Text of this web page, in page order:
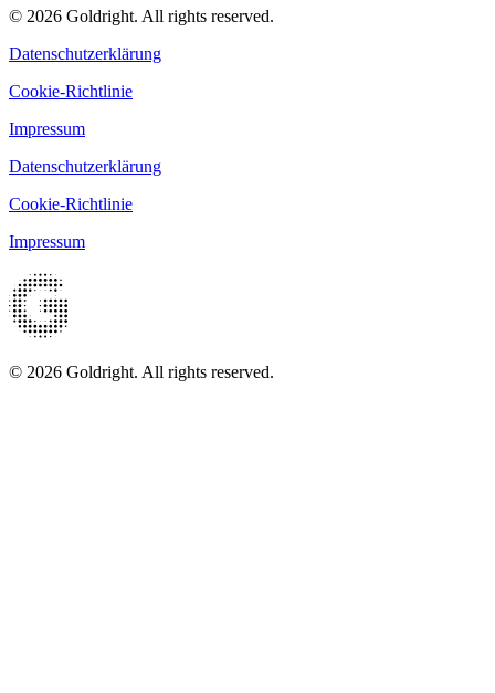
© 2026 Goldright. All rights reserved.
Datenschutzerklärung
Cookie-Richtlinie
Impressum
Datenschutzerklärung
Cookie-Richtlinie
Impressum
© 2026 Goldright. All rights reserved.